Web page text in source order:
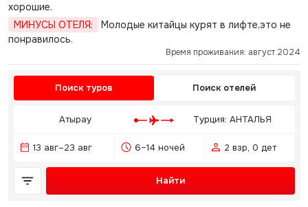
хорошие.
МИНУСЫ ОТЕЛЯ:
Молодые китайцы курят в лифте,это не
понравилось.
Время проживания: август 2024
Поиск туров Поиск отелей
Атырау Турция: АНТАЛЬЯ
13 авг–23 авг 6–14 ночей 2 взр, 0 дет
Найти